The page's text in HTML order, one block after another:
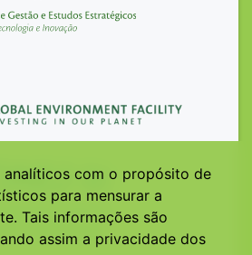
analíticos com o propósito de
para mensurar a
Tais informações são
assim a privacidade dos